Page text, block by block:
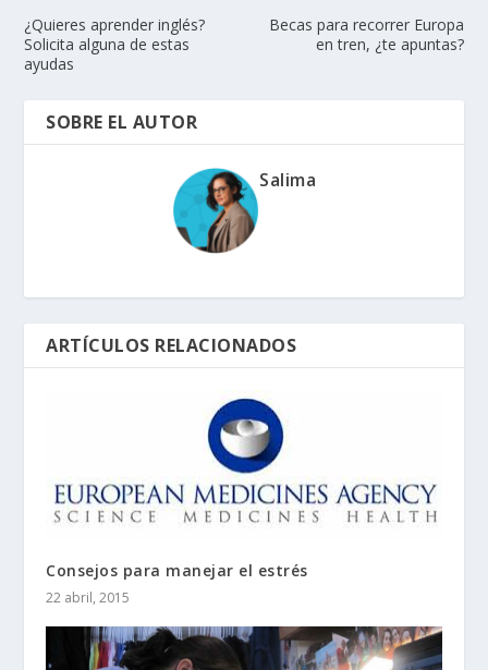
¿Quieres aprender inglés?
Solicita alguna de estas
ayudas
Becas para recorrer Europa
en tren, ¿te apuntas?
SOBRE EL AUTOR
Salima
ARTÍCULOS RELACIONADOS
Consejos para manejar el estrés
22 abril, 2015